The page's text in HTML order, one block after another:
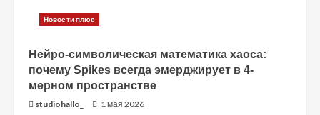
Новости плюс
Нейро-символическая математика хаоса:
почему Spikes всегда эмерджирует в 4-
мерном пространстве
studiohallo_ 1 мая 2026